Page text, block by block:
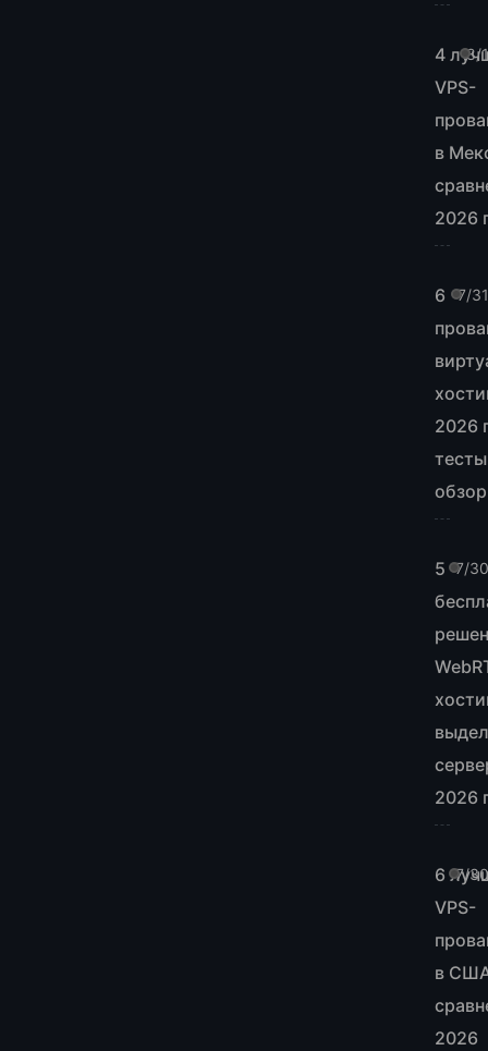
8/
4
VPS-
в
2026
7/
6
2026
7/
5
2026
7/
6
VPS-
в
2026